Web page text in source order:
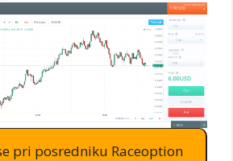
pri posredniku Raceoption